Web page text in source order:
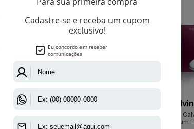
Dolce Gabbana
De Parfum Feminino
Euphoria De
Parfum